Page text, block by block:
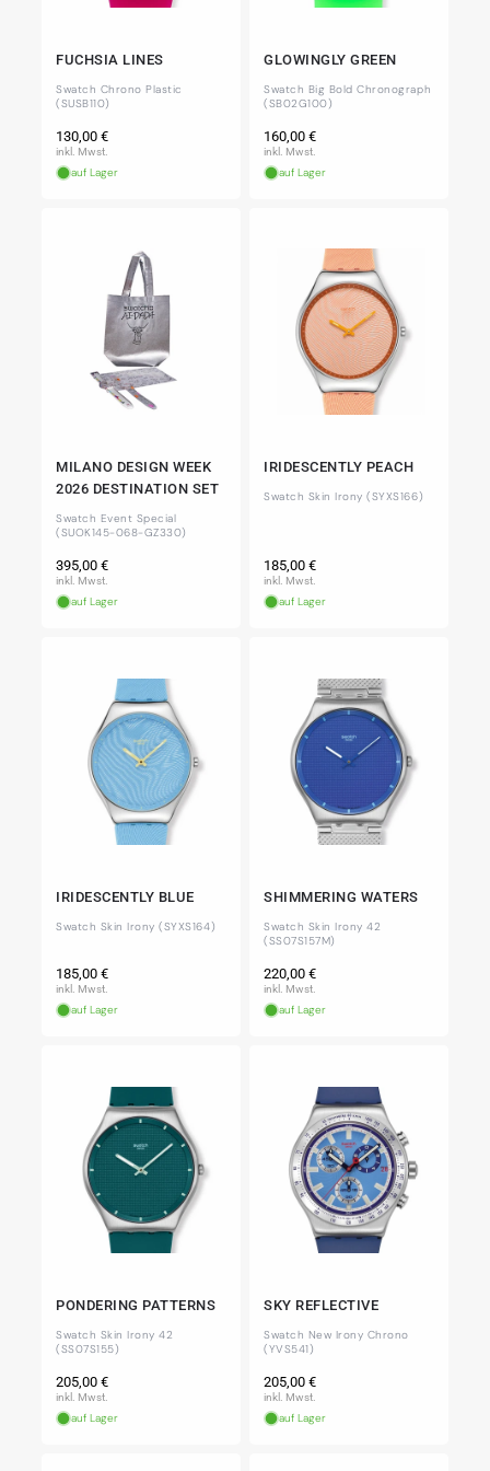
FUCHSIA LINES
Swatch Chrono Plastic
(SUSB110)
Normaler
Preis
130,00 €
inkl. Mwst.
auf Lager
GLOWINGLY GREEN
Swatch Big Bold Chronograph
(SB02G100)
Normaler
Preis
160,00 €
inkl. Mwst.
auf Lager
MILANO DESIGN WEEK
2026 DESTINATION SET
Swatch Event Special
(SUOK145-068-GZ330)
Normaler
Preis
395,00 €
inkl. Mwst.
auf Lager
IRIDESCENTLY PEACH
Swatch Skin Irony (SYXS166)
Normaler
Preis
185,00 €
inkl. Mwst.
auf Lager
IRIDESCENTLY BLUE
Swatch Skin Irony (SYXS164)
Normaler
Preis
185,00 €
inkl. Mwst.
auf Lager
SHIMMERING WATERS
Swatch Skin Irony 42
(SS07S157M)
Normaler
Preis
220,00 €
inkl. Mwst.
auf Lager
PONDERING PATTERNS
Swatch Skin Irony 42
(SS07S155)
Normaler
Preis
205,00 €
inkl. Mwst.
auf Lager
SKY REFLECTIVE
Swatch New Irony Chrono
(YVS541)
Normaler
Preis
205,00 €
inkl. Mwst.
auf Lager